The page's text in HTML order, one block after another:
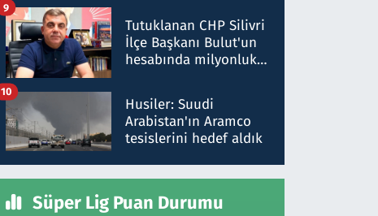
düşürüldüğü" iddiasını
yalanladı
Tutuklanan CHP Silivri
İlçe Başkanı Bulut'un
hesabında milyonluk
talimat verdi, ben
gönderdim
9
Husiler: Suudi
Arabistan'ın Aramco
tesislerini hedef aldık
10
Süper Lig Puan Durumu